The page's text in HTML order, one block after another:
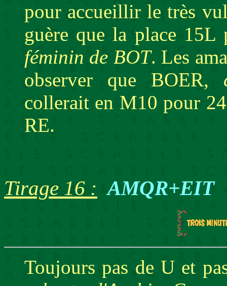
pour accueillir le très
guère que la place
féminin de BOT. Les
observer que BOER,
collerait en M10 pour
RE.
Tirage 16 : AMQR+EIT
Toujours pas de U et